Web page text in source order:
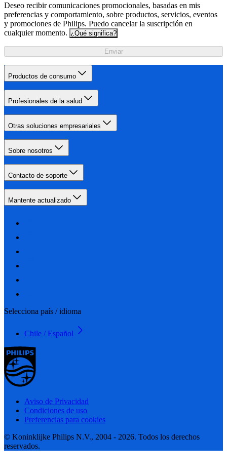
Deseo recibir comunicaciones promocionales, basadas en mis
preferencias y comportamiento, sobre productos, servicios, eventos
y promociones de Philips. Puedo cancelar la suscripción en
cualquier momento. ¿Qué significa?
Enviar
Productos de consumo
Profesionales de la salud
Otras soluciones empresariales
Sobre nosotros
Contacto de soporte
Mantente actualizado
Selecciona país / idioma
Chile / Español
Aviso de Privacidad
Condiciones de uso
Preferencias para cookies
© Koninklijke Philips N.V., 2004 - 2026. Todos los derechos
reservados.